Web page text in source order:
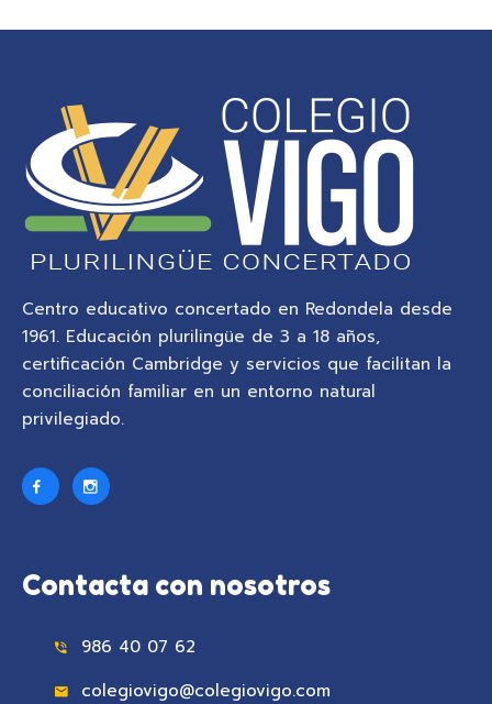
Centro educativo concertado en Redondela desde
1961. Educación plurilingüe de 3 a 18 años,
certificación Cambridge y servicios que facilitan la
conciliación familiar en un entorno natural
privilegiado.
Contacta con nosotros
986 40 07 62
colegiovigo@colegiovigo.com